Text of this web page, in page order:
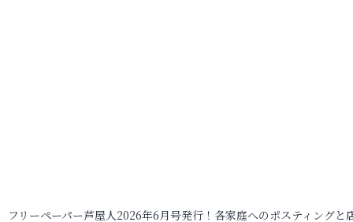
フリーペーパー芦屋人2026年6月号発行！各家庭へのポスティングと